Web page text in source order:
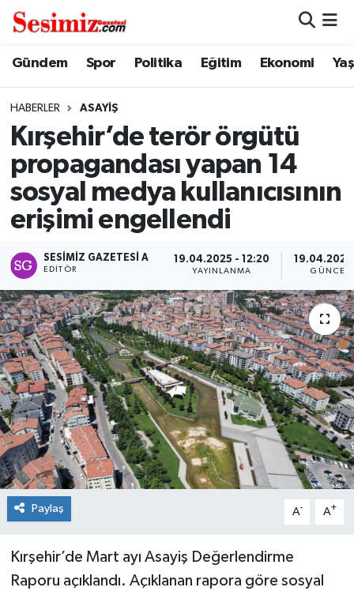
Gündem Spor Politika Eğitim Ekonomi
HABERLER ASAYIŞ
Kırşehir’de terör örgütü
propagandası yapan 14
sosyal medya kullanıcısının
erişimi engellendi
SESIMIZ GAZETESI A
EDITÖR
19.04.2025 - 12:20
YAYINLANMA
Paylaş A- A+
Kırşehir’de Mart ayı Asayiş Değerlendirme
Raporu açıklandı. Açıklanan rapora göre sosyal
Dünya
Ekonomi
Genel
Gündem
Magazin
Politika
Sağlık
Spor
Teknoloji
Tokat Haberleri
Yaşam
Nöbetçi Eczaneler
Hava Durumu
Namaz Vakitleri
Trafik Durumu
Süper Lig Puan Durumu ve Fikstür
Tüm Manşetler
Son Dakika Haberleri
Haber Arşivi